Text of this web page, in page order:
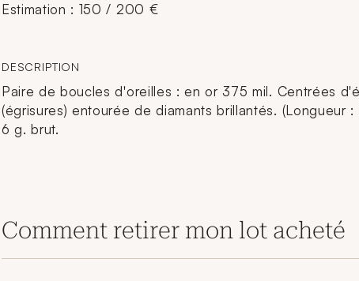
Estimation : 150 / 200 €
DESCRIPTION
Paire de boucles d'oreilles : en or 375 mil. Centrées
(égrisures) entourée de diamants brillantés. (Longueur :
6 g. brut.
Comment retirer mon lot acheté